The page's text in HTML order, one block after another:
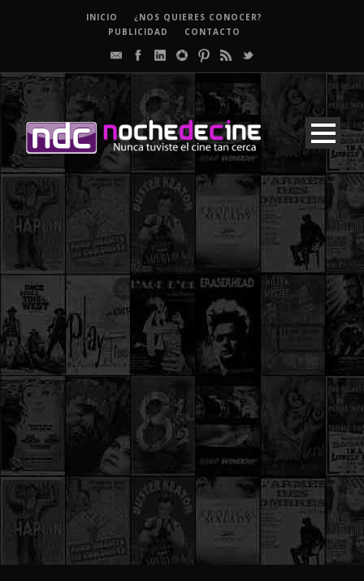
INICIO
¿NOS QUIERES CONOCER?
PUBLICIDAD
CONTACTO